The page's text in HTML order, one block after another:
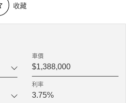
收藏
車價
利率